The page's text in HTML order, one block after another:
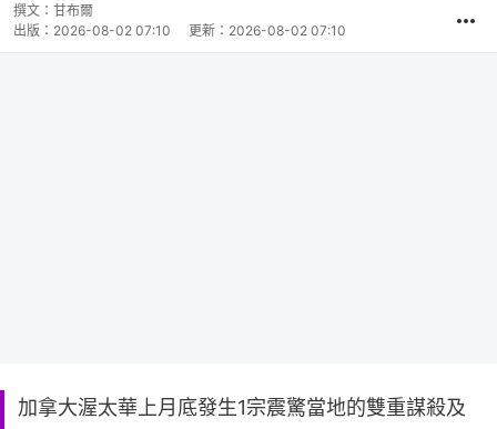
撰文： 甘布爾
出版： 2026-08-02 07:10 更新： 2026-08-02 07:10
加拿大渥太華上月底發生1宗震驚當地的雙重謀殺及